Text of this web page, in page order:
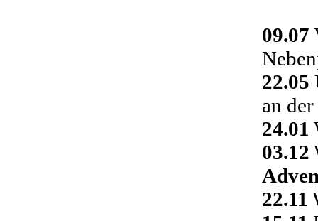
09.07
22.05
an
24.01
03.12
22.11